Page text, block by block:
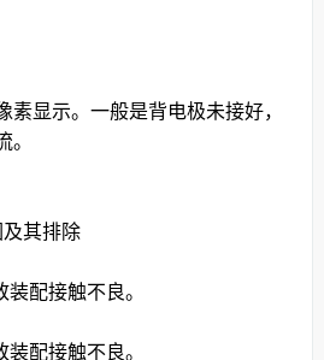
素显示。一般是背电极未接好，
。
其排除
配接触不良。
配接触不良。